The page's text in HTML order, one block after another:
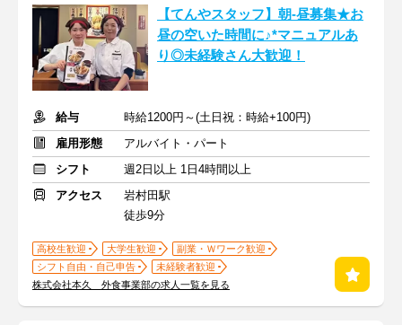
【てんやスタッフ】朝-昼募集★お
昼の空いた時間に♪*マニュアルあ
り◎未経験さん大歓迎！
給与
時給1200円～(土日祝：時給+100円)
雇用形態
アルバイト・パート
シフト
週2日以上 1日4時間以上
アクセス
岩村田駅
徒歩9分
高校生歓迎 大学生歓迎
副業・Ｗワーク歓迎
シフト自由・自己申告
未経験者歓迎
株式会社本久 外食事業部の求人一覧を見る